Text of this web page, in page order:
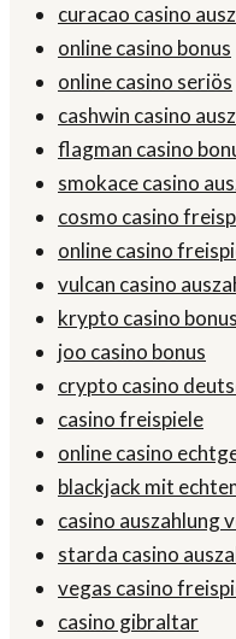
curacao casino
online casino bonus
online casino seriös
cashwin casino
flagman casino
smokace casino
cosmo casino
online casino
vulcan casino
krypto casino bonus
joo casino bonus
crypto casino
casino freispiele
online casino
blackjack mit
casino auszahlung
starda casino
vegas casino
casino gibraltar